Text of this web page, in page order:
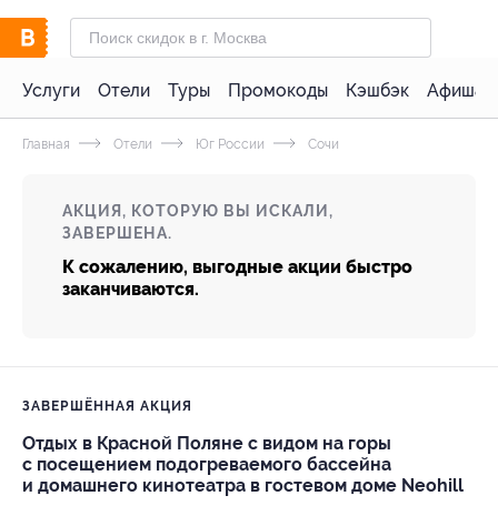
Услуги Отели Туры Промокоды Кэшбэк Афиша
Главная Отели Юг России Сочи
АКЦИЯ, КОТОРУЮ ВЫ ИСКАЛИ,
ЗАВЕРШЕНА.
К сожалению, выгодные акции быстро
заканчиваются.
ЗАВЕРШЁННАЯ АКЦИЯ
Отдых в Красной Поляне с видом на горы
с посещением подогреваемого бассейна
и домашнего кинотеатра в гостевом доме Neohill